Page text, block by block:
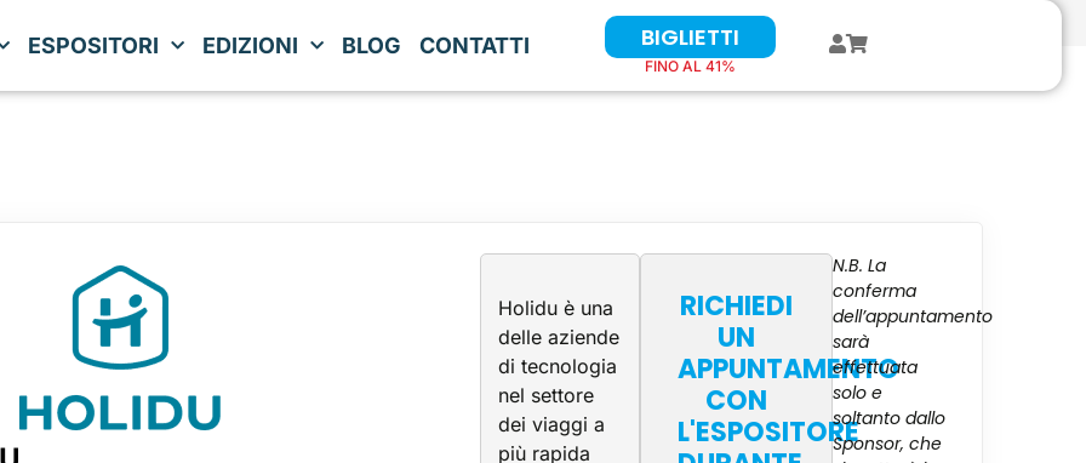
ESPOSITORI EDIZIONI BLOG CONTATTI BIGLIETTI
FINO AL 41%
Holidu è una
delle aziende
di tecnologia
nel settore
dei viaggi a
più rapida
RICHIEDI
UN
APPUNTAMENTO
CON
L'ESPOSITORE
N.B. La
conferma
dell’appuntamento
sarà
effettuata
solo e
soltanto dallo
Sponsor, che